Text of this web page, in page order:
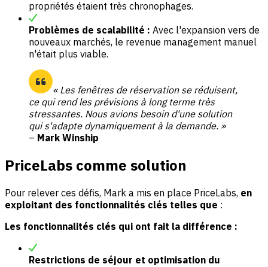
propriétés étaient très chronophages.
Problèmes de scalabilité : Avec l'expansion vers de
nouveaux marchés, le revenue management manuel
n'était plus viable.
« Les fenêtres de réservation se réduisent,
ce qui rend les prévisions à long terme très
stressantes. Nous avions besoin d'une solution
qui s'adapte dynamiquement à la demande. »
– Mark Winship
PriceLabs comme solution
Pour relever ces défis, Mark a mis en place PriceLabs, en
exploitant des fonctionnalités clés telles que :
Les fonctionnalités clés qui ont fait la différence :
Restrictions de séjour et optimisation du